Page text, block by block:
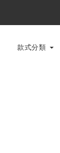
款式分類